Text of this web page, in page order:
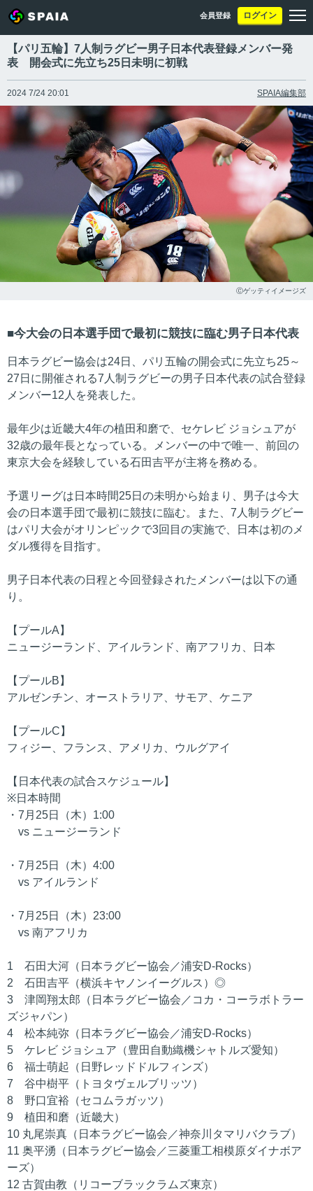
会員登録 ログイン
【パリ五輪】7人制ラグビー男子日本代表登録メンバー発
表 開会式に先立ち25日未明に初戦
2024 7/24 20:01 SPAIA編集部
Ⓒゲッティイメージズ
今大会の日本選手団で最初に競技に臨む男子日本代表
日本ラグビー協会は24日、パリ五輪の開会式に先立ち25～
27日に開催される7人制ラグビーの男子日本代表の試合登録
メンバー12人を発表した。
最年少は近畿大4年の植田和磨で、セケレビ ジョシュアが
32歳の最年長となっている。メンバーの中で唯一、前回の
東京大会を経験している石田吉平が主将を務める。
予選リーグは日本時間25日の未明から始まり、男子は今大
会の日本選手団で最初に競技に臨む。また、7人制ラグビー
はパリ大会がオリンピックで3回目の実施で、日本は初のメ
ダル獲得を目指す。
男子日本代表の日程と今回登録されたメンバーは以下の通
り。
【プールA】
ニュージーランド、アイルランド、南アフリカ、日本
【プールB】
アルゼンチン、オーストラリア、サモア、ケニア
【プールC】
フィジー、フランス、アメリカ、ウルグアイ
【日本代表の試合スケジュール】
※日本時間
・7月25日（木）1:00
vs ニュージーランド
・7月25日（木）4:00
vs アイルランド
・7月25日（木）23:00
vs 南アフリカ
1 石田大河（日本ラグビー協会／浦安D-Rocks）
2 石田吉平（横浜キヤノンイーグルス）◎
3 津岡翔太郎（日本ラグビー協会／コカ・コーラボトラー
ズジャパン）
4 松本純弥（日本ラグビー協会／浦安D-Rocks）
5 ケレビ ジョシュア（豊田自動織機シャトルズ愛知）
6 福士萌起（日野レッドドルフィンズ）
7 谷中樹平（トヨタヴェルブリッツ）
8 野口宜裕（セコムラガッツ）
9 植田和磨（近畿大）
10 丸尾崇真（日本ラグビー協会／神奈川タマリバクラブ）
11 奥平湧（日本ラグビー協会／三菱重工相模原ダイナボア
ーズ）
12 古賀由教（リコーブラックラムズ東京）